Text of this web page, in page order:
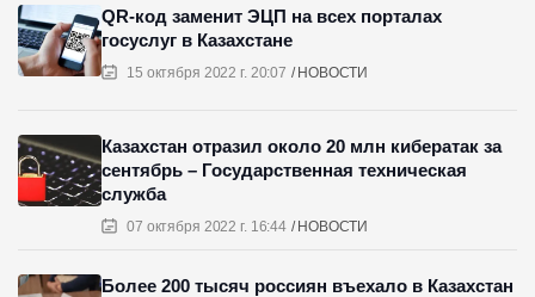
15 октября 2022 г. 20:07 НОВОСТИ
QR-код заменит ЭЦП на всех порталах
госуслуг в Казахстане
07 октября 2022 г. 16:44 НОВОСТИ
Казахстан отразил около 20 млн кибератак за
сентябрь – Государственная техническая
служба
Более 200 тысяч россиян въехало в Казахстан